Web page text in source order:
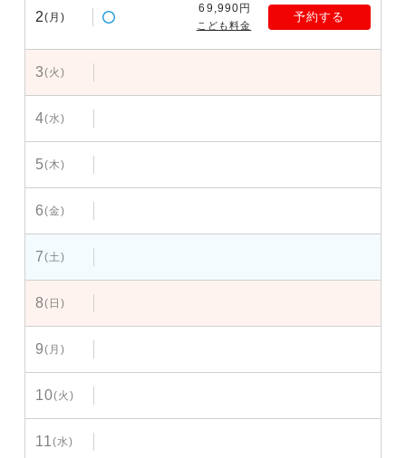
2(月)
69,990円
こども料金
予約する
3(火)
4(水)
5(木)
6(金)
7(土)
8(日)
9(月)
10(火)
11(水)